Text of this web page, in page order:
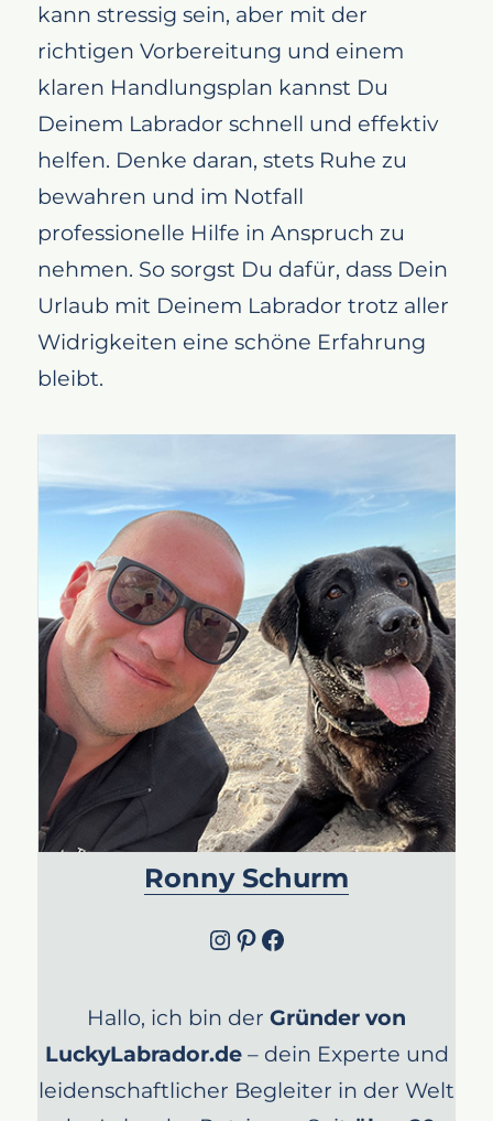
kann stressig sein, aber mit der
richtigen Vorbereitung und einem
klaren Handlungsplan kannst Du
Deinem Labrador schnell und effektiv
helfen. Denke daran, stets Ruhe zu
bewahren und im Notfall
professionelle Hilfe in Anspruch zu
nehmen. So sorgst Du dafür, dass Dein
Urlaub mit Deinem Labrador trotz aller
Widrigkeiten eine schöne Erfahrung
bleibt.
Ronny Schurm
Instagram
Pinterest
Facebook
Hallo, ich bin der Gründer von
LuckyLabrador.de– dein Experte und
leidenschaftlicher Begleiter in der Welt